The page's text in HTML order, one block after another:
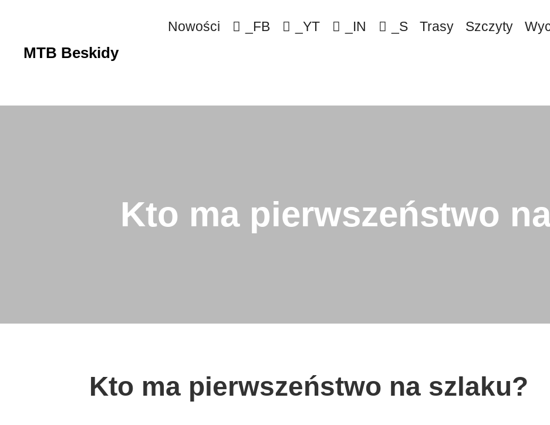
MTB Beskidy
Nowości _FB _YT _IN _S Trasy Szczyty
Kto ma pierwszeństwo
Kto ma pierwszeństwo na szlaku?